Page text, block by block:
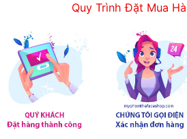
Quy Trình Đặt Mua